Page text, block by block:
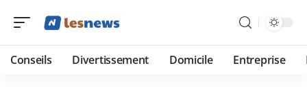
Conseils Divertissement Domicile Entreprise